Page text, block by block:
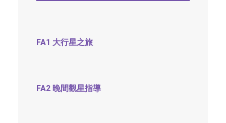
FA1 大行星之旅
FA2 晚間觀星指導